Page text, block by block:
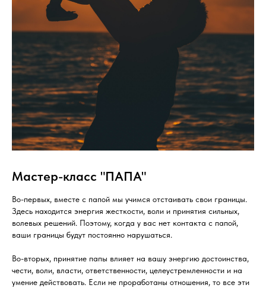
Мастер-класс "ПАПА"
Во-первых, вместе с папой мы учимся отстаивать свои границы.
Здесь находится энергия жесткости, воли и принятия сильных,
волевых решений. Поэтому, когда у вас нет контакта с папой,
ваши границы будут постоянно нарушаться.
Во-вторых, принятие папы влияет на вашу энергию достоинства,
чести, воли, власти, ответственности, целеустремленности и на
умение действовать. Если не проработаны отношения, то все эти